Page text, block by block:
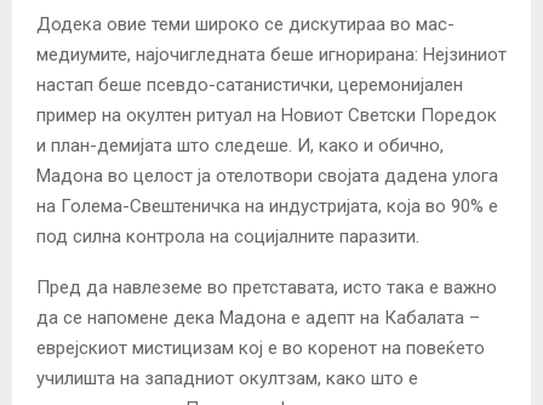
Додека овие теми широко се дискутираа во мас-
медиумите, најочигледната беше игнорирана: Нејзиниот
настап беше псевдо-сатанистички, церемонијален
пример на окултен ритуал на Новиот Светски Поредок
и план-демијата што следеше. И, како и обично,
Мадона во целост ја отелотвори својата дадена улога
на Голема-Свештеничка на индустријата, која во 90% е
под силна контрола на социјалните паразити.
Пред да навлеземе во претставата, исто така е важно
да се напомене дека Мадона е адепт на Кабалата –
еврејскиот мистицизам кој е во коренот на повеќето
училишта на западниот окултзам, како што е